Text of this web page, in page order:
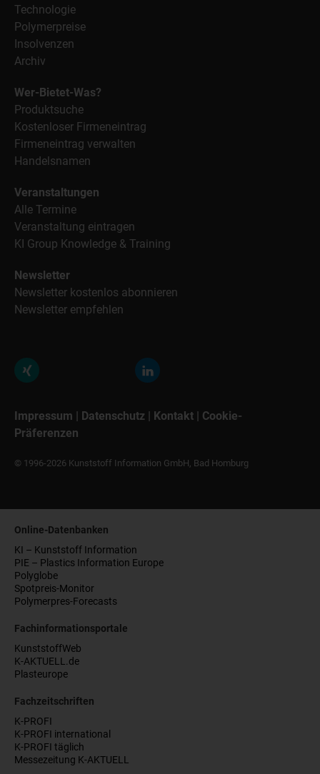
Technologie
Polymerpreise
Insolvenzen
Archiv
Wer-Bietet-Was?
Produktsuche
Kostenloser Firmeneintrag
Firmeneintrag verwalten
Handelsnamen
Veranstaltungen
Alle Termine
Veranstaltung eintragen
KI Group Knowledge & Training
Newsletter
Newsletter kostenlos abonnieren
Newsletter empfehlen
Impressum | Datenschutz | Kontakt | Cookie-
Präferenzen
© 1996-2026 Kunststoff Information GmbH, Bad Homburg
Online-Datenbanken
KI – Kunststoff Information
PIE – Plastics Information Europe
Polyglobe
Spotpreis-Monitor
Polymerpres-Forecasts
Fachinformationsportale
KunststoffWeb
K-AKTUELL.de
Plasteurope
Fachzeitschriften
K-PROFI
K-PROFI international
K-PROFI täglich
Messezeitung K-AKTUELL